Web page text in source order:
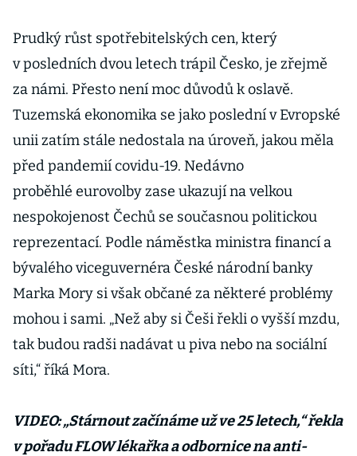
Prudký růst spotřebitelských cen, který
v posledních dvou letech trápil Česko, je zřejmě
za námi. Přesto není moc důvodů k oslavě.
Tuzemská ekonomika se jako poslední v Evropské
unii zatím stále nedostala na úroveň, jakou měla
před pandemií covidu-19. Nedávno
proběhlé eurovolby zase ukazují na velkou
nespokojenost Čechů se současnou politickou
reprezentací. Podle náměstka ministra financí a
bývalého viceguvernéra České národní banky
Marka Mory si však občané za některé problémy
mohou i sami. „Než aby si Češi řekli o vyšší mzdu,
tak budou radši nadávat u piva nebo na sociální
síti,“ říká Mora.
VIDEO: „Stárnout začínáme už ve 25 letech,“ řekla
v pořadu FLOW lékařka a odbornice na anti-